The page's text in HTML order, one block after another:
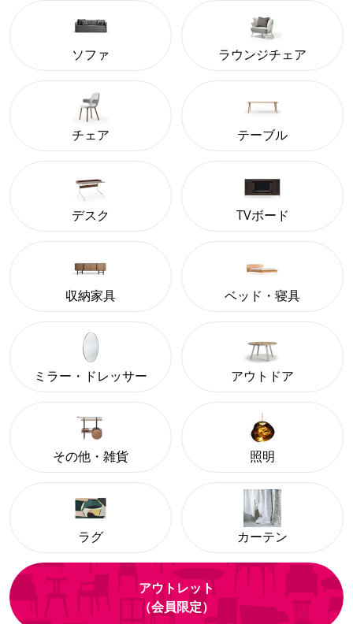
ソファ ラウンジチェア
チェア テーブル
デスク TVボード
収納家具 ベッド・寝具
ミラー・ドレッサー アウトドア
その他・雑貨 照明
ラグ カーテン
アウトレット
（会員限定）